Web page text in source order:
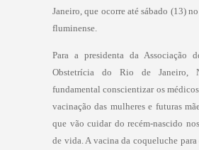
Janeiro, que ocorre até sábado (13)
fluminense.
Para a presidenta da Associação
Obstetrícia do Rio de Janeiro,
fundamental conscientizar os
vacinação das mulheres e futuras
que vão cuidar do recém-nascido
de vida. A vacina da coqueluche para